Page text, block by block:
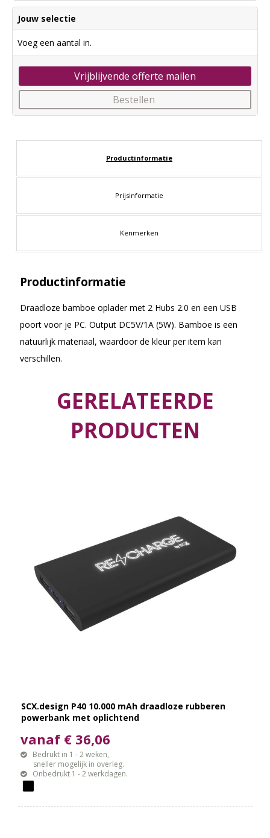
Jouw selectie
Voeg een aantal in.
Vrijblijvende offerte mailen
Bestellen
Productinformatie
Prijsinformatie
Kenmerken
Productinformatie
Draadloze bamboe oplader met 2 Hubs 2.0 en een USB
poort voor je PC. Output DC5V/1A (5W). Bamboe is een
natuurlijk materiaal, waardoor de kleur per item kan
verschillen.
GERELATEERDE
PRODUCTEN
SCX.design P40 10.000 mAh draadloze rubberen
powerbank met oplichtend
vanaf € 36,06
Bedrukt in 1 - 2 weken,
sneller mogelijk in overleg.
Onbedrukt 1 - 2 werkdagen.